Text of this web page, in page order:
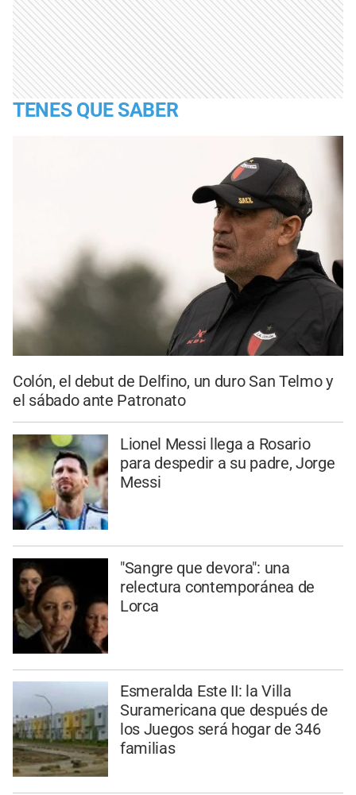
TENES QUE SABER
Colón, el debut de Delfino, un duro San Telmo y
el sábado ante Patronato
Lionel Messi llega a Rosario
para despedir a su padre, Jorge
Messi
"Sangre que devora": una
relectura contemporánea de
Lorca
Esmeralda Este II: la Villa
Suramericana que después de
los Juegos será hogar de 346
familias